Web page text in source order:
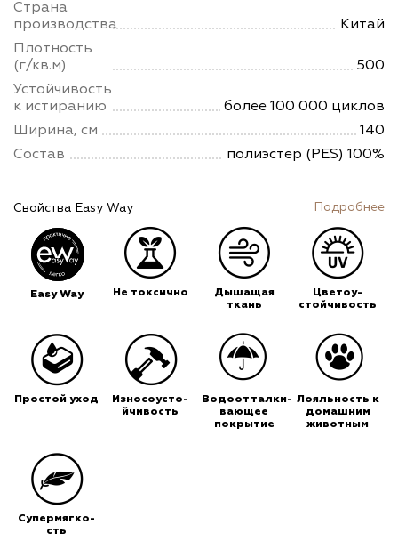
Страна
производства
Китай
Плотность
(г/кв.м)
500
Устойчивость
к истиранию
более 100 000 циклов
Ширина, см
140
Состав
полиэстер (PES) 100%
Свойства Easy Way Подробнее
Easy Way Не токсично
Дышащая
ткань
Цветоу-
стойчивость
Простой уход
Износоусто-
йчивость
Водоотталки-
вающее
покрытие
Лояльность к
домашним
животным
Супермягко-
сть